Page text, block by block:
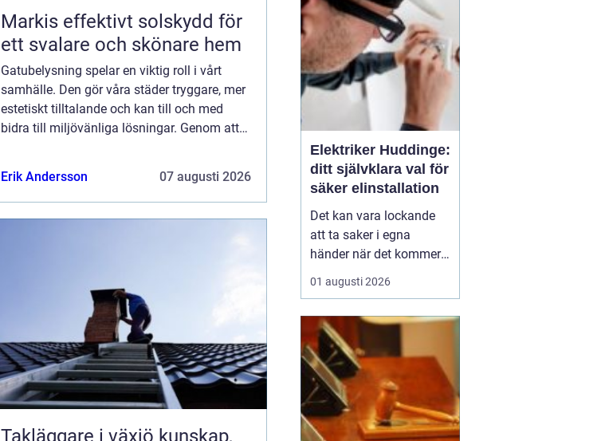
Markis effektivt solskydd för
ett svalare och skönare hem
Gatubelysning spelar en viktig roll i vårt
samhälle. Den gör våra städer tryggare, mer
estetiskt tilltalande och kan till och med
bidra till miljövänliga lösningar. Genom att
Erik Andersson
07 augusti 2026
Takläggare i växjö kunskap,
torrar...
Elektriker Huddinge:
ditt självklara val för
säker elinstallation
Det kan vara lockande
att ta saker i egna
händer när det kommer
till hemförbättringar,
men när det handlar om
alltid bäst att vända sig
till ett proffs. I Huddinge
finns det många ...
01 augusti 2026